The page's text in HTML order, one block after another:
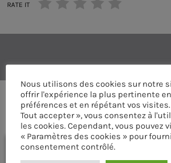
RATE IT
COMMENTAIRES
Laisser une réponse
Nous utilisons des cookies sur notre
offrir l'expérience la plus pertinente
préférences et en répétant vos
Tout accepter », vous consentez à
les cookies. Cependant, vous pouvez
« Paramètres des cookies » pour
consentement contrôlé.